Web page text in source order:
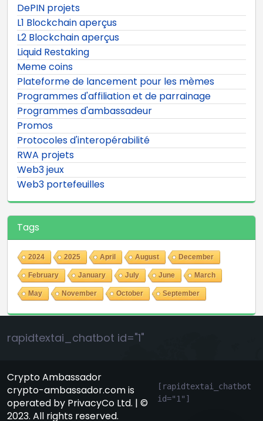
DePIN projets
L1 Blockchain aperçus
L2 Blockchain aperçus
Liquid Restaking
Meme coins
Plateforme de lancement pour les mèmes
Programmes d'affiliation et de parrainage
Programmes d'ambassadeur
Promos
Protocoles d'interopérabilité
RWA projets
Web3 jeux
Web3 portefeuilles
Tags
2024 2025 April August December
February January July June March
May November October September
rapidtextai_chatbot id="1"
Crypto Ambassador
crypto-ambassador.com is
operated by PrivacyCo Ltd. | ©
2023. All rights reserved.
[rapidtextai_chatbot
id="1"]
GeekyBot